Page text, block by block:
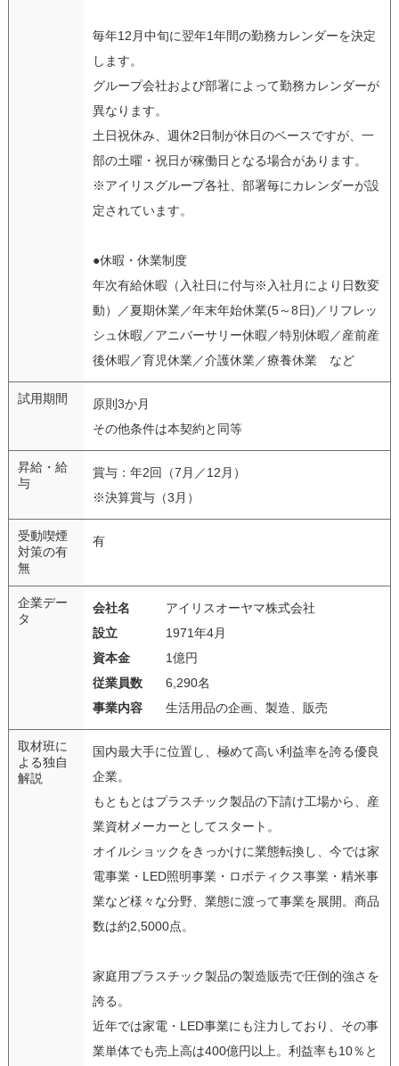
毎年12月中旬に翌年1年間の勤務カレンダーを決定
します。
グループ会社および部署によって勤務カレンダーが
異なります。
土日祝休み、週休2日制が休日のベースですが、一
部の土曜・祝日が稼働日となる場合があります。
※アイリスグループ各社、部署毎にカレンダーが設
定されています。
●休暇・休業制度
年次有給休暇（入社日に付与※入社月により日数変
動）／夏期休業／年末年始休業(5～8日)／リフレッ
シュ休暇／アニバーサリー休暇／特別休暇／産前産
後休暇／育児休業／介護休業／療養休業 など
試用期間
原則3か月
その他条件は本契約と同等
昇給・給
与
賞与：年2回（7月／12月）
※決算賞与（3月）
受動喫煙
対策の有
無
有
企業デー
タ
会社名
アイリスオーヤマ株式会社
設立
1971年4月
資本金
1億円
従業員数
6,290名
事業内容
生活用品の企画、製造、販売
取材班に
よる独自
解説
国内最大手に位置し、極めて高い利益率を誇る優良
企業。
もともとはプラスチック製品の下請け工場から、産
業資材メーカーとしてスタート。
オイルショックをきっかけに業態転換し、今では家
電事業・LED照明事業・ロボティクス事業・精米事
業など様々な分野、業態に渡って事業を展開。商品
数は約2,5000点。
家庭用プラスチック製品の製造販売で圧倒的強さを
誇る。
近年では家電・LED事業にも注力しており、その事
業単体でも売上高は400億円以上。利益率も10％と